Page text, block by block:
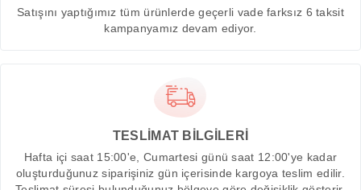
Satışını yaptığımız tüm ürünlerde geçerli vade farksız 6 taksit
kampanyamız devam ediyor.
TESLİMAT BİLGİLERİ
Hafta içi saat 15:00'e, Cumartesi günü saat 12:00'ye kadar
oluşturduğunuz siparişiniz gün içerisinde kargoya teslim edilir.